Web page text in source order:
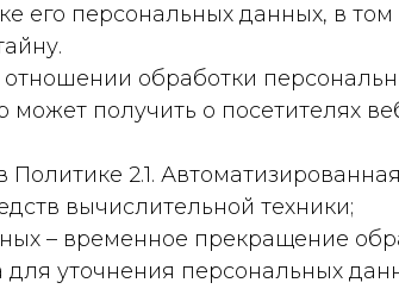
его персональных данных, в
обработки
получить о посетителях
2.1.
вычислительной техники;
– временное прекращение
уточнения персональных